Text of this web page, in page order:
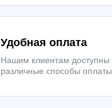
Нашим клиентам доступны
различные способы оплаты
Удобная оплата